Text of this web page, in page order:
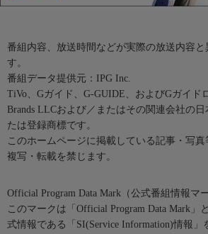
番組内容、放送時間などが実際の放送内容と
す。
番組データ提供元：IPG Inc.
TiVo、Gガイド、G-GUIDE、およびGガイド
Brands LLCおよび／またはその関連会社の
たは登録商標です。
このホームページに掲載している記事・写
複写・転載を禁じます。
Official Program Data Mark（公式番組情報マー
このマークは「Official Program Data Mark」
式情報である「SI(Service Information)情報」